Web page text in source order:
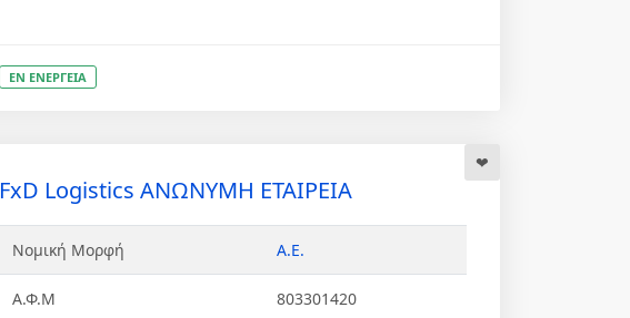
ΕΝ ΕΝΕΡΓΕΙΑ
FxD Logistics ΑΝΩΝΥΜΗ ΕΤΑΙΡΕΙΑ
Νομική Μορφή Α.Ε.
Α.Φ.Μ 803301420